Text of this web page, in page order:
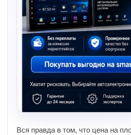
Вся правда в том, что цена на